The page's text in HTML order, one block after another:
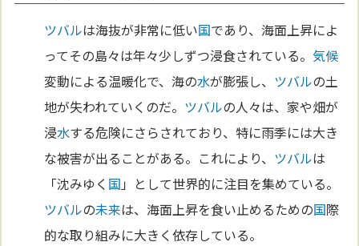
ツバルは海抜が非常に低い国であり、海面上昇によ
ってその島々は年々少しずつ浸食されている。気候
変動による温暖化で、海の水が膨張し、 ツバルの土
地が失われていくのだ。 ツバルの人々は、家や畑が
浸水する危険にさらされており、特に雨季には大き
な被害が出ることがある。これにより、 ツバルは
「沈みゆく 国 」として世界的に注目を集めている。
ツバルの未来は、海面上昇を食い止めるための国際
的な取り組みに大きく依存している。